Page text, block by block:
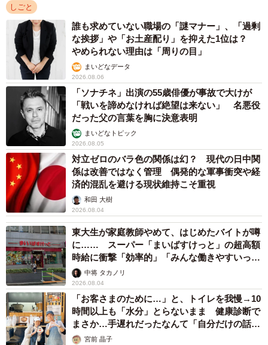
しごと
誰も求めていない職場の「謎マナー」、「過剰
な挨拶」や「お土産配り」を抑えた1位は？
やめられない理由は「周りの目」
まいどなデータ
2026.08.06
「ソナチネ」出演の55歳俳優が事故で大けが
「戦いを諦めなければ絶望は来ない」 名悪役
だった父の言葉を胸に決意表明
まいどなトピック
2026.08.05
対立ゼロのバラ色の関係は幻？ 現代の日中関
係は改善ではなく管理 偶発的な軍事衝突や経
済的混乱を避ける現状維持こそ重視
和田 大樹
2026.08.04
東大生が家庭教師やめて、はじめたバイトが噂
に…… スーパー「まいばすけっと」の超高額
時給に衝撃「効率的」「みんな働きやすいって
言ってる」
中将 タカノリ
2026.08.04
「お客さまのために…」と、トイレを我慢→10
時間以上も「水分」とらないまま 健康診断で
まさか…手遅れだったなんて「自分だけの話で
はなく、日本中で起きている問題では？」
宮前 晶子